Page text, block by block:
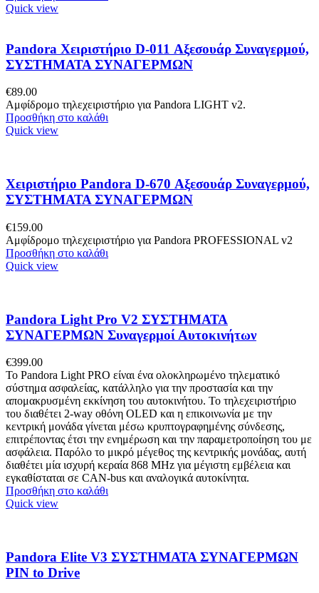
Quick view
Pandora Χειριστήριο D-011 Αξεσουάρ Συναγερμού,
ΣΥΣΤΗΜΑΤΑ ΣΥΝΑΓΕΡΜΩΝ
€89.00
Αμφίδρομο τηλεχειριστήριο για Pandora LIGHT v2.
Προσθήκη στο καλάθι
Quick view
Χειριστήριο Pandora D-670 Αξεσουάρ Συναγερμού,
ΣΥΣΤΗΜΑΤΑ ΣΥΝΑΓΕΡΜΩΝ
€159.00
Αμφίδρομο τηλεχειριστήριο για Pandora PROFESSIONAL v2
Προσθήκη στο καλάθι
Quick view
Pandora Light Pro V2 ΣΥΣΤΗΜΑΤΑ
ΣΥΝΑΓΕΡΜΩΝ Συναγερμοί Αυτοκινήτων
€399.00
Το Pandora Light PRO είναι ένα ολοκληρωμένο τηλεματικό
σύστημα ασφαλείας, κατάλληλο για την προστασία και την
απομακρυσμένη εκκίνηση του αυτοκινήτου. Το τηλεχειριστήριο
του διαθέτει 2-way οθόνη OLED και η επικοινωνία με την
κεντρική μονάδα γίνεται μέσω κρυπτογραφημένης σύνδεσης,
επιτρέποντας έτσι την ενημέρωση και την παραμετροποίηση του με
ασφάλεια. Παρόλο το μικρό μέγεθος της κεντρικής μονάδας, αυτή
διαθέτει μία ισχυρή κεραία 868 MHz για μέγιστη εμβέλεια και
εγκαθίσταται σε CAN-bus και αναλογικά αυτοκίνητα.
Προσθήκη στο καλάθι
Quick view
Pandora Elite V3 ΣΥΣΤΗΜΑΤΑ ΣΥΝΑΓΕΡΜΩΝ
PIN to Drive